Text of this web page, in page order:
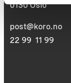
0130 Oslo
post@koro.no
22 99 11 99